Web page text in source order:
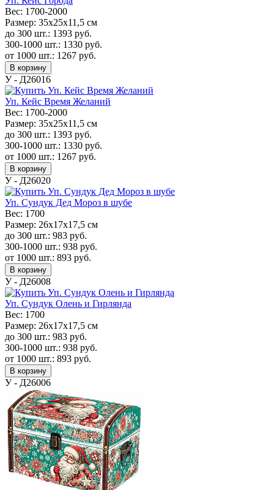
Вес: 1700-2000
Размер: 35x25x11,5 см
до 300 шт.: 1393 руб.
300-1000 шт.: 1330 руб.
от 1000 шт.: 1267 руб.
В корзину
У - Д26016
Уп. Кейс Время Желаний
Вес: 1700-2000
Размер: 35x25x11,5 см
до 300 шт.: 1393 руб.
300-1000 шт.: 1330 руб.
от 1000 шт.: 1267 руб.
В корзину
У - Д26020
Уп. Сундук Дед Мороз в шубе
Вес: 1700
Размер: 26х17х17,5 см
до 300 шт.: 983 руб.
300-1000 шт.: 938 руб.
от 1000 шт.: 893 руб.
В корзину
У - Д26008
Уп. Сундук Олень и Гирлянда
Вес: 1700
Размер: 26х17х17,5 см
до 300 шт.: 983 руб.
300-1000 шт.: 938 руб.
от 1000 шт.: 893 руб.
В корзину
У - Д26006